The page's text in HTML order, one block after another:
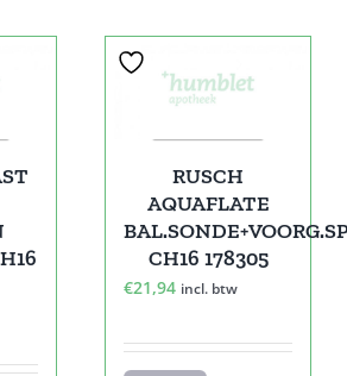
RUSCH
AQUAFLATE
CH16 178305
€21,94 incl. btw